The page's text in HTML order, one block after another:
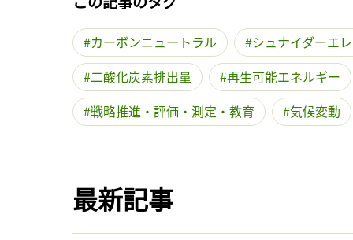
カーボンニュートラル
シュナイダーエ
二酸化炭素排出量
再生可能エネルギー
戦略推進・評価・測定・教育
気候変動
最新記事